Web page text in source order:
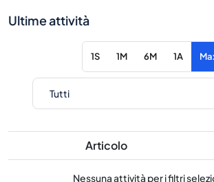
Ultime attività
1S 1M 6M 1A
Articolo
Nessuna attività per i filtri